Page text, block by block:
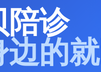
诊
的